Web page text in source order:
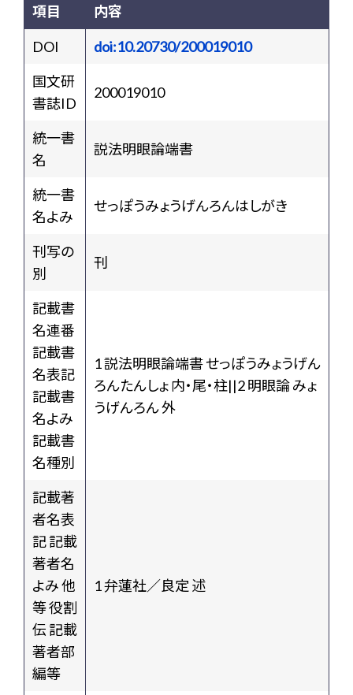
項目 内容
DOI
doi:10.20730/200019010
国文研
書誌ID
200019010
統一書
名
説法明眼論端書
統一書
名よみ
せっぽうみょうげんろんはしがき
刊写の
別
刊
記載書
名連番
記載書
名表記
記載書
名よみ
記載書
名種別
1 説法明眼論端書 せっぽうみょうげん
ろんたんしょ 内・尾・柱||2 明眼論 みょ
うげんろん 外
記載著
者名表
記 記載
著者名
よみ 他
等 役割
伝 記載
著者部
編等
1 弁蓮社／良定 述